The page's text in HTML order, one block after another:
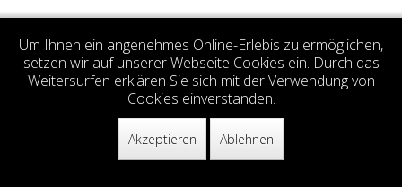
Um Ihnen ein angenehmes Online-Erlebis zu ermöglichen,
setzen wir auf unserer Webseite Cookies ein. Durch das
Weitersurfen erklären Sie sich mit der Verwendung von
Cookies einverstanden.
Akzeptieren Ablehnen